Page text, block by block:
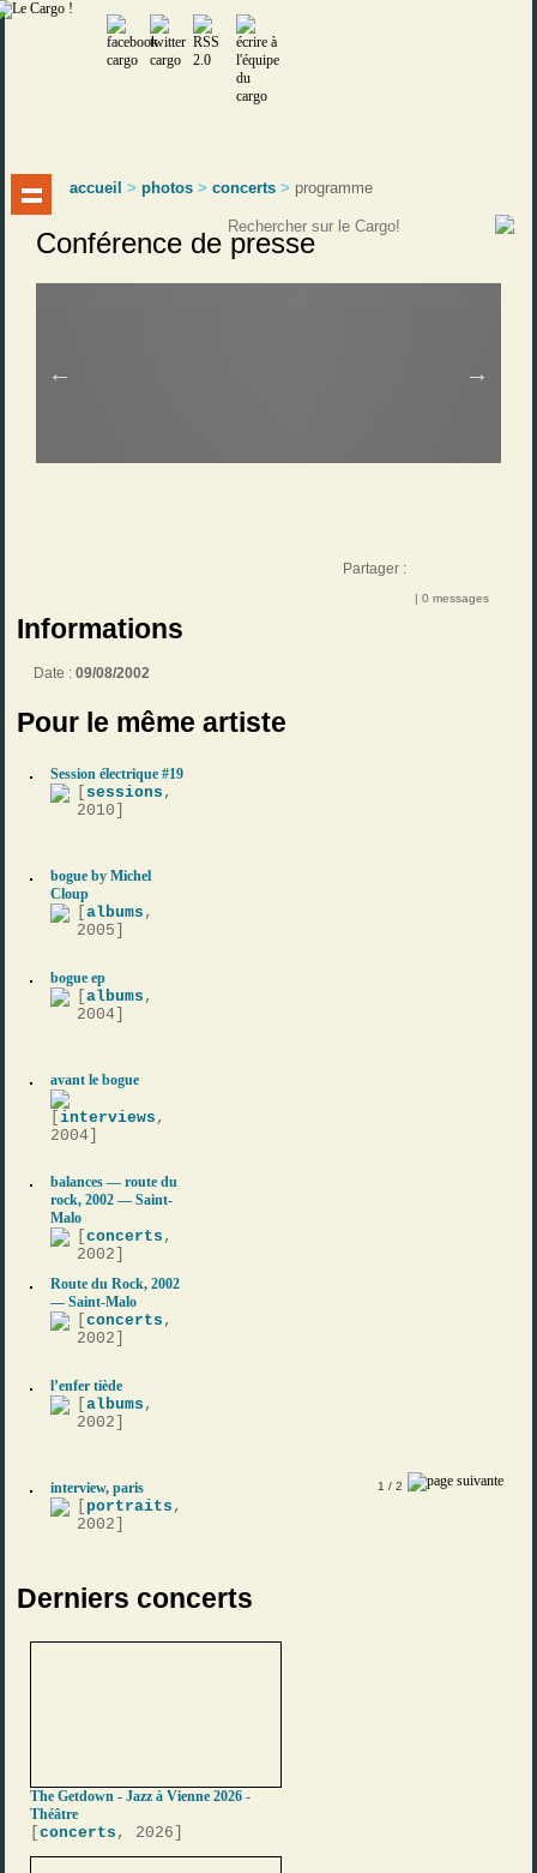
accueil >photos >concerts > programme
Conférence de presse
Partager :
| 0 messages
Informations
Date :09/08/2002
Pour le même artiste
Session électrique #19
sessions ,
2010]
bogue by Michel
Cloup
[albums ,
2005]
bogue ep
[albums ,
2004]
avant le bogue
[interviews ,
2004]
balances — route du
rock, 2002 — Saint-
Malo
[concerts ,
2002]
Route du Rock, 2002
— Saint-Malo
[concerts ,
2002]
l’enfer tiède
[albums ,
2002]
interview, paris
portraits ,
2002]
1 / 2
Derniers concerts
The Getdown - Jazz à Vienne 2026 -
Théâtre
[concerts , 2026]